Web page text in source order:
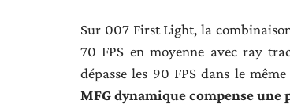
Sur 007 First Light, la
70 FPS en moyenne avec ray
dépasse les 90 FPS dans le
MFG dynamique compense